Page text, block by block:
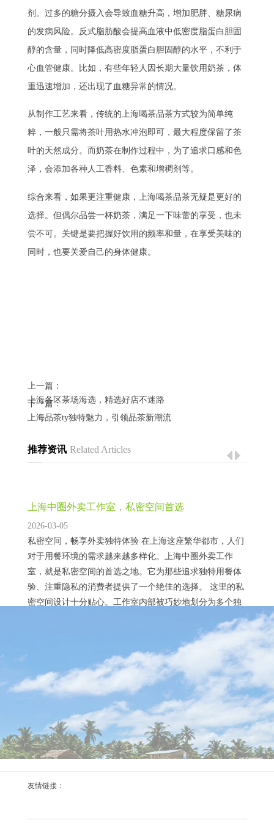
剂。过多的糖分摄入会导致血糖升高，增加肥胖、糖尿病
的发病风险。反式脂肪酸会提高血液中低密度脂蛋白胆固
醇的含量，同时降低高密度脂蛋白胆固醇的水平，不利于
心血管健康。比如，有些年轻人因长期大量饮用奶茶，体
重迅速增加，还出现了血糖异常的情况。
从制作工艺来看，传统的上海喝茶品茶方式较为简单纯
粹，一般只需将茶叶用热水冲泡即可，最大程度保留了茶
叶的天然成分。而奶茶在制作过程中，为了追求口感和色
泽，会添加各种人工香料、色素和增稠剂等。
综合来看，如果更注重健康，上海喝茶品茶无疑是更好的
选择。但偶尔品尝一杯奶茶，满足一下味蕾的享受，也未
尝不可。关键是要把握好饮用的频率和量，在享受美味的
同时，也要关爱自己的身体健康。
上一篇：
上海各区茶场海选，精选好店不迷路
下一篇：
上海品茶ty独特魅力，引领品茶新潮流
推荐资讯 Related Articles
上海中圈外卖工作室，私密空间首选
2026-03-05
私密空间，畅享外卖独特体验 在上海这座繁华都市，人们
对于用餐环境的需求越来越多样化。上海中圈外卖工作
室，就是私密空间的首选之地。它为那些追求独特用餐体
验、注重隐私的消费者提供了一个绝佳的选择。 这里的私
密空间设计十分贴心。工作室内部被巧妙地划分为多个独
立的小区域，每个区域都有良好的隔音效果，让你仿佛拥
有一个属于自己的小世界。无论是商务洽谈、朋友小聚还
是个人享受美食，都能在这里不受外界干扰，尽情享受...
上海高端外卖预约安排：让好茶准时上门
足不出户，畅享高端好茶上门服务 在上海这座繁华的都
市，生活节奏快，人们对于高品质生活的追求也日益提
升。高端外卖预约安排提供了让好茶准时上门的便捷服
务，满足了众多茶爱好者的需求。上海的高端外卖平台与
众多知名茶商合作，所提供的茶叶品质上乘，种类丰富。
无论是清新淡雅的绿茶，如西湖龙井、碧螺春；还是醇厚
乌龙茶，例如铁观音、大红袍，都能在这些平台上找到。
式对比
友情链接：